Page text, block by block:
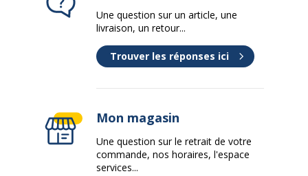
Une question sur un article, une
livraison, un retour...
Trouver les réponses ici
Mon magasin
Une question sur le retrait de votre
commande, nos horaires, l'espace
services...